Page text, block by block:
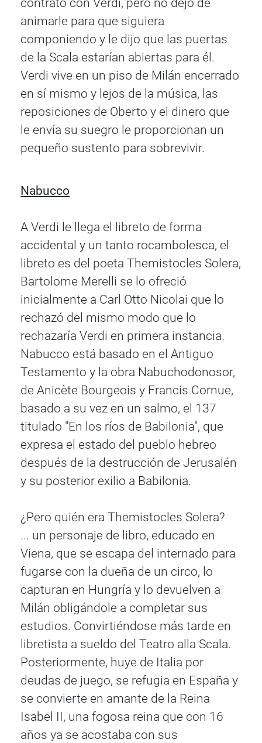
contrato con Verdi, pero no dejó de
animarle para que siguiera
componiendo y le dijo que las puertas
de la Scala estarían abiertas para él.
Verdi vive en un piso de Milán encerrado
en sí mismo y lejos de la música, las
reposiciones de Oberto y el dinero que
le envía su suegro le proporcionan un
pequeño sustento para sobrevivir.
Nabucco
A Verdi le llega el libreto de forma
accidental y un tanto rocambolesca, el
libreto es del poeta Themistocles Solera,
Bartolome Merelli se lo ofreció
inicialmente a Carl Otto Nicolai que lo
rechazó del mismo modo que lo
rechazaría Verdi en primera instancia.
Nabucco está basado en el Antiguo
Testamento y la obra Nabuchodonosor,
de Anicète Bourgeois y Francis Cornue,
basado a su vez en un salmo, el 137
titulado "En los ríos de Babilonia", que
expresa el estado del pueblo hebreo
después de la destrucción de Jerusalén
y su posterior exilio a Babilonia.
¿Pero quién era Themistocles Solera?
... un personaje de libro, educado en
Viena, que se escapa del internado para
fugarse con la dueña de un circo, lo
capturan en Hungría y lo devuelven a
Milán obligándole a completar sus
estudios. Convirtiéndose más tarde en
libretista a sueldo del Teatro alla Scala.
Posteriormente, huye de Italia por
deudas de juego, se refugia en España y
se convierte en amante de la Reina
Isabel II, una fogosa reina que con 16
años ya se acostaba con sus